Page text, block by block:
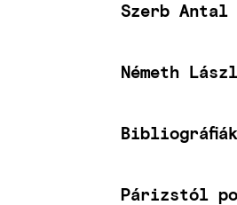
Szerb
Németh
Bibliográfiák
Párizstól